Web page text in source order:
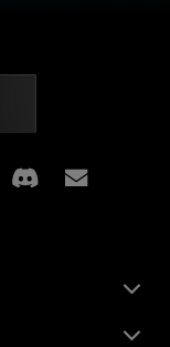
Facebook